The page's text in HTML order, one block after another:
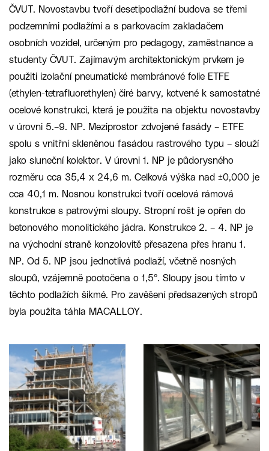
ČVUT. Novostavbu tvoří desetipodlažní budova se třemi
podzemními podlažími a s parkovacím zakladačem
osobních vozidel, určeným pro pedagogy, zaměstnance a
studenty ČVUT. Zajímavým architektonickým prvkem je
použiti izolační pneumatické membránové folie ETFE
(ethylen-tetrafluorethylen) čiré barvy, kotvené k samostatné
ocelové konstrukci, která je použita na objektu novostavby
v úrovni 5.–9. NP. Meziprostor zdvojené fasády – ETFE
spolu s vnitřní skleněnou fasádou rastrového typu – slouží
jako sluneční kolektor. V úrovni 1. NP je půdorysného
rozměru cca 35,4 x 24,6 m. Celková výška nad ±0,000 je
cca 40,1 m. Nosnou konstrukci tvoří ocelová rámová
konstrukce s patrovými sloupy. Stropní rošt je opřen do
betonového monolitického jádra. Konstrukce 2. – 4. NP je
na východní straně konzolovitě přesazena přes hranu 1.
NP. Od 5. NP jsou jednotlivá podlaží, včetně nosných
sloupů, vzájemně pootočena o 1,5°. Sloupy jsou tímto v
těchto podlažích šikmé. Pro zavěšení předsazených stropů
byla použita táhla MACALLOY.